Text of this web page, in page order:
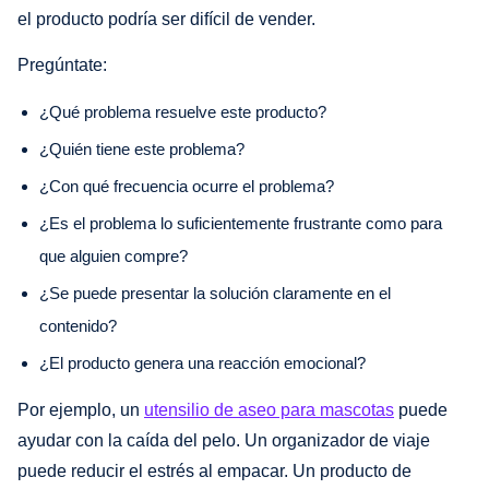
el producto podría ser difícil de vender.
Pregúntate:
¿Qué problema resuelve este producto?
¿Quién tiene este problema?
¿Con qué frecuencia ocurre el problema?
¿Es el problema lo suficientemente frustrante como para
que alguien compre?
¿Se puede presentar la solución claramente en el
contenido?
¿El producto genera una reacción emocional?
Por ejemplo, un utensilio de aseo para mascotas puede
ayudar con la caída del pelo. Un organizador de viaje
puede reducir el estrés al empacar. Un producto de